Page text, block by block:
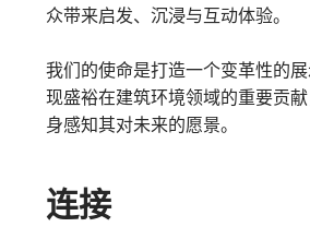
众带来启发、沉浸与互动体验。
我们的使命是打造一个变革性的
现盛裕在建筑环境领域的重要贡
身感知其对未来的愿景。
连接